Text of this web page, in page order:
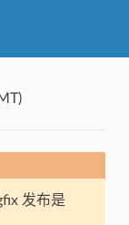
发布是